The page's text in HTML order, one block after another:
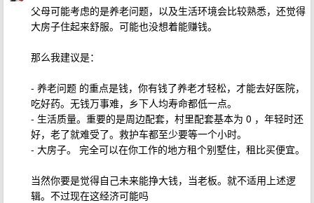
父母可能考虑的是养老问题，以及生活环境会比较熟悉，还觉得
大房子住起来舒服。可能也没想着能赚钱。
那么我建议是：
- 养老问题 的重点是钱，你有钱了养老才轻松，才能去好医院，
吃好药。无钱万事难，乡下人均寿命都低一点。
- 生活质量。重要的是周边配套，村里配套基本为 0 ，年轻时还
好，老了就难受了。救护车都至少要等一个小时。
- 大房子。 完全可以在你工作的地方租个别墅住，租比买便宜。
当然你要是觉得自己未来能挣大钱，当老板。就不适用上述逻
辑。不过现在这经济可能吗